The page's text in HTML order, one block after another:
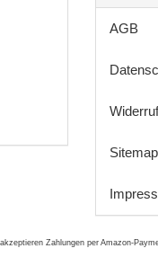
AGB
Sitemap